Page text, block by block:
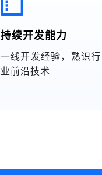
持续开发能力
一线开发经验，熟识行
业前沿技术